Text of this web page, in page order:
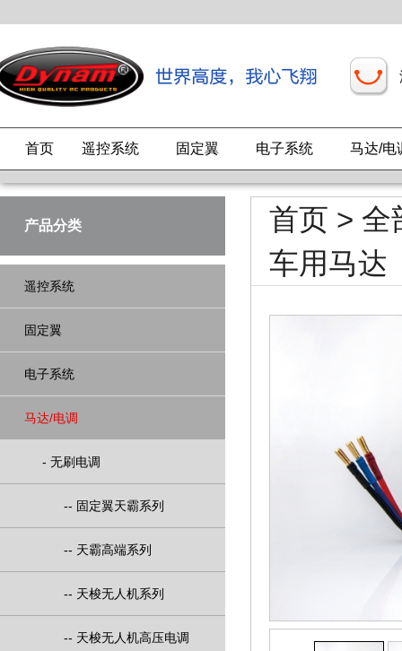
首页 遥控系统 固定翼 电子系统 马达/电
产品分类
遥控系统
固定翼
电子系统
马达/电调
- 无刷电调
-- 固定翼天霸系列
-- 天霸高端系列
-- 天梭无人机系列
-- 天梭无人机高压电调
首页 > 全
车用马达